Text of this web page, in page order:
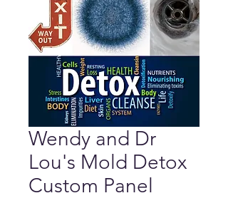
Wendy and Dr
Lou's Mold Detox
Custom Panel